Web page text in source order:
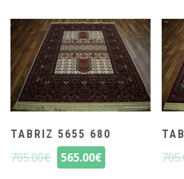
TABRIZ 5655 680
705.00€ 565.00€